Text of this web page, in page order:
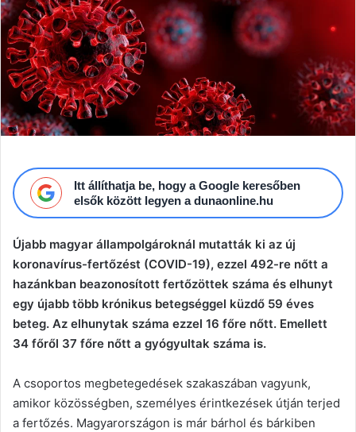
Itt állíthatja be, hogy a Google keresőben
elsők között legyen a dunaonline.hu
Újabb magyar állampolgároknál mutatták ki az új
koronavírus-fertőzést (COVID-19), ezzel 492-re nőtt a
hazánkban beazonosított fertőzöttek száma és elhunyt
egy újabb több krónikus betegséggel küzdő 59 éves
beteg. Az elhunytak száma ezzel 16 főre nőtt. Emellett
34 főről 37 főre nőtt a gyógyultak száma is.
A csoportos megbetegedések szakaszában vagyunk,
amikor közösségben, személyes érintkezések útján terjed
a fertőzés. Magyarországon is már bárhol és bárkiben